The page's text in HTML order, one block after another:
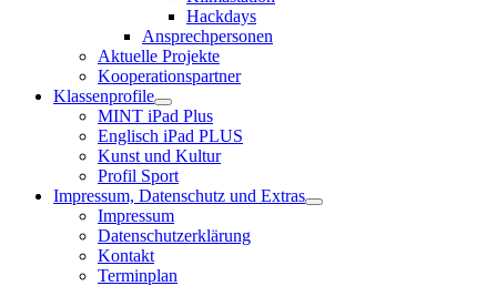
Hackdays
Ansprechpersonen
Aktuelle Projekte
Kooperationspartner
Klassenprofile
MINT iPad Plus
Englisch iPad PLUS
Kunst und Kultur
Profil Sport
Impressum, Datenschutz und Extras
Impressum
Datenschutzerklärung
Kontakt
Terminplan